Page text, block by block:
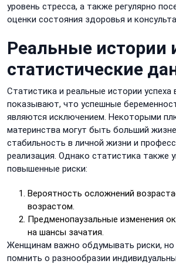
уровень стресса, а также регулярно
оценки состояния здоровья и
Реальные истории
статистические
Статистика и реальные истории
показывают, что успешные
являются исключением. Некоторыми
материнства могут быть больший
стабильность в личной жизни и
реализация. Однако статистика также
повышенные риски:
Вероятность осложнений
возрастом.
Предменопаузальные изменения
на шансы зачатия.
Женщинам важно обдумывать риски,
помнить о разнообразии